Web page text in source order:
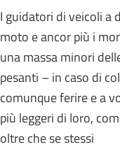
I guidatori di veicoli a
moto e ancor più i
una massa minori
pesanti – in caso di
comunque ferire e a
più leggeri di loro,
oltre che se stessi